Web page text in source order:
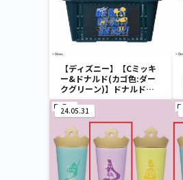
【ディズニー】【Cミッキ
ー&ドナルド(カゴ色:ダー
クグリーン)】ドナルドダ
ック ミニメッシュカゴ
24.05.31